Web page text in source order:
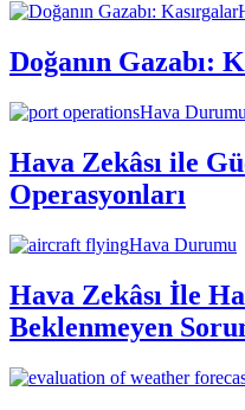
Doğanın Gazabı:
Hava Durumu
Hava Zekâsı ile
Operasyonları
Hava Durumu
Hava Zekâsı İle
Beklenmeyen